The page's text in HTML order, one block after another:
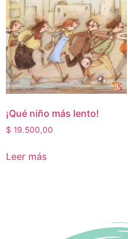
¡Qué niño más lento!
$ 19.500,00
Leer más